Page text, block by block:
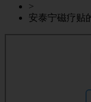
>
安泰宁磁疗贴